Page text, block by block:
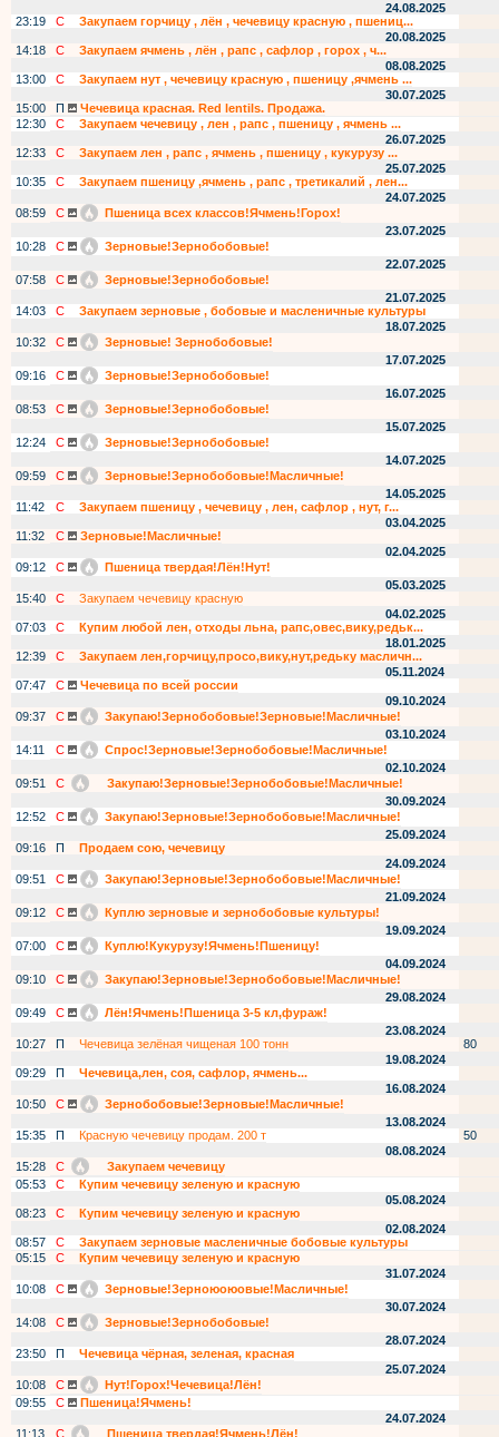
24.08.2025
23:19
С
Закупаем горчицу , лён , чечевицу красную , пшениц...
20.08.2025
14:18
С
Закупаем ячмень , лён , рапс , сафлор , горох , ч...
08.08.2025
13:00
С
Закупаем нут , чечевицу красную , пшеницу ,ячмень ...
30.07.2025
15:00
П
Чечевица красная. Red lentils. Продажа.
12:30
С
Закупаем чечевицу , лен , рапс , пшеницу , ячмень ...
26.07.2025
12:33
С
Закупаем лен , рапс , ячмень , пшеницу , кукурузу ...
25.07.2025
10:35
С
Закупаем пшеницу ,ячмень , рапс , третикалий , лен...
24.07.2025
08:59
С
Пшеница всех классов!Ячмень!Горох!
23.07.2025
10:28
С
Зерновые!Зернобобовые!
22.07.2025
07:58
С
Зерновые!Зернобобовые!
21.07.2025
14:03
С
Закупаем зерновые , бобовые и масленичные культуры
18.07.2025
10:32
С
Зерновые! Зернобобовые!
17.07.2025
09:16
С
Зерновые!Зернобобовые!
16.07.2025
08:53
С
Зерновые!Зернобобовые!
15.07.2025
12:24
С
Зерновые!Зернобобовые!
14.07.2025
09:59
С
Зерновые!Зернобобовые!Масличные!
14.05.2025
11:42
С
Закупаем пшеницу , чечевицу , лен, сафлор , нут, г...
03.04.2025
11:32
С
Зерновые!Масличные!
02.04.2025
09:12
С
Пшеница твердая!Лён!Нут!
05.03.2025
15:40
С
Закупаем чечевицу красную
04.02.2025
07:03
С
Купим любой лен, отходы льна, рапс,овес,вику,редьк...
18.01.2025
12:39
С
Закупаем лен,горчицу,просо,вику,нут,редьку масличн...
05.11.2024
07:47
С
Чечевица по всей россии
09.10.2024
09:37
С
Закупаю!Зернобобовые!Зерновые!Масличные!
03.10.2024
14:11
С
Спрос!Зерновые!Зернобобовые!Масличные!
02.10.2024
09:51
С
Закупаю!Зерновые!Зернобобовые!Масличные!
30.09.2024
12:52
С
Закупаю!Зерновые!Зернобобовые!Масличные!
25.09.2024
09:16
П
Продаем сою, чечевицу
24.09.2024
09:51
С
Закупаю!Зерновые!Зернобобовые!Масличные!
21.09.2024
09:12
С
Куплю зерновые и зернобобовые культуры!
19.09.2024
07:00
С
Куплю!Кукурузу!Ячмень!Пшеницу!
04.09.2024
09:10
С
Закупаю!Зерновые!Зернобобовые!Масличные!
29.08.2024
09:49
С
Лён!Ячмень!Пшеница 3-5 кл,фураж!
23.08.2024
10:27
П Чечевица зелёная чищеная 100 тонн
80
19.08.2024
09:29
П
Чечевица,лен, соя, сафлор, ячмень...
16.08.2024
10:50
С
Зернобобовые!Зерновые!Масличные!
13.08.2024
15:35
П Красную чечевицу продам. 200 т
50
08.08.2024
15:28
С
Закупаем чечевицу
05:53
С
Купим чечевицу зеленую и красную
05.08.2024
08:23
С
Купим чечевицу зеленую и красную
02.08.2024
08:57
С
Закупаем зерновые масленичные бобовые культуры
05:15
С
Купим чечевицу зеленую и красную
31.07.2024
10:08
С
Зерновые!Зерноюоюовые!Масличные!
30.07.2024
14:08
С
Зерновые!Зернобобовые!
28.07.2024
23:50
П
Чечевица чёрная, зеленая, красная
25.07.2024
10:08
С
Нут!Горох!Чечевица!Лён!
09:55
С
Пшеница!Ячмень!
24.07.2024
11:13
С Пшеница твердая!Ячмень!Лён!